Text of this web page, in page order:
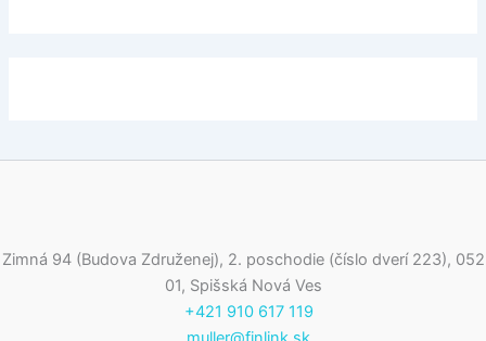
Zimná 94 (Budova Združenej), 2. poschodie (číslo dverí 223), 052
01, Spišská Nová Ves
+421 910 617 119